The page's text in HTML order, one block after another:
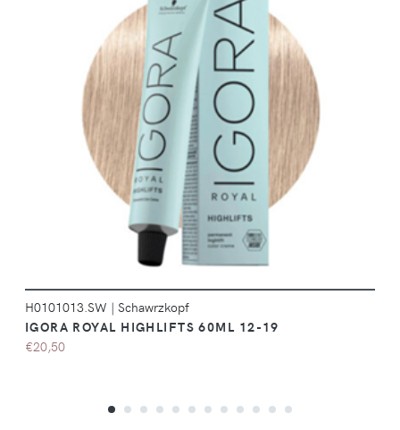
DÉTAILS
H0101013.SW | Schawrzkopf
IGORA ROYAL HIGHLIFTS 60ML 12-19
€20,50